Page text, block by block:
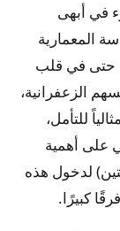
في أبهى
المعمارية
حتى في قلب
الزعفرانية،
للتأمل،
على أهمية
لدخول هذه
كبيرًا.